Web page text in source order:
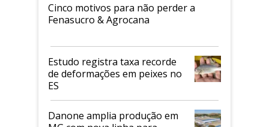
Cinco motivos para não perder a
Fenasucro & Agrocana
Estudo registra taxa recorde
de deformações em peixes no
ES
Danone amplia produção em